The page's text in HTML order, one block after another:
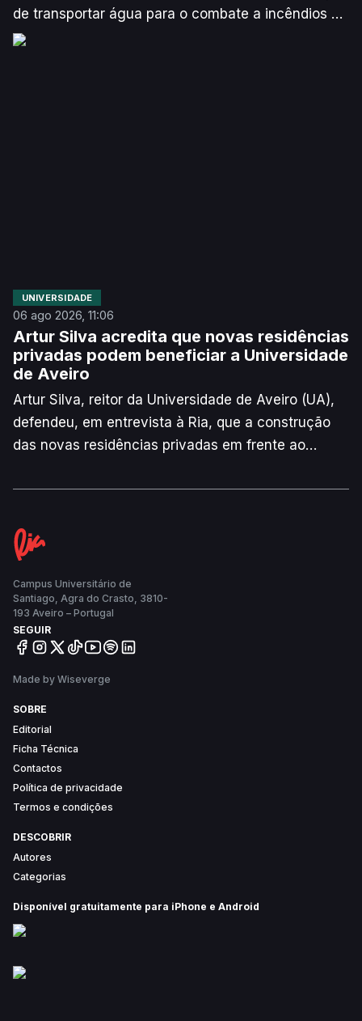
de transportar água para o combate a incêndios ou
entregar medicamentos em zonas de difícil acesso,
UNIVERSIDADE
06 ago 2026, 11:06
Artur Silva acredita que novas residências
privadas podem beneficiar a Universidade
de Aveiro
Artur Silva, reitor da Universidade de Aveiro (UA),
defendeu, em entrevista à Ria, que a construção
das novas residências privadas em frente ao
instituição. Consciente de que o valor dos quartos
Serviços de Ação Social (SAS) da Universidade, o
responsável lembra que o edifício "vai contribuir
para haver mais oferta na cidade” e que pode
servir também investigadores visitantes.
Campus Universitário de
Santiago, Agra do Crasto, 3810-
193 Aveiro – Portugal
SEGUIR
Made by Wiseverge
SOBRE
Editorial
Ficha Técnica
Contactos
Política de privacidade
Termos e condições
DESCOBRIR
Autores
Categorias
Disponível gratuitamente para iPhone e Android